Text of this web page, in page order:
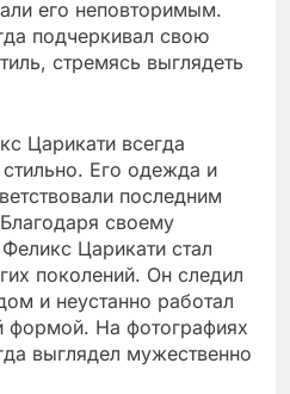
его неповторимым.
подчеркивал свою
стремясь выглядеть
Царикати всегда
Его одежда и
последним
своему
Царикати стал
поколений. Он следил
и неустанно работал
формой. На фотографиях
выглядел мужественно